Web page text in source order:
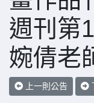
週刊第
婉倩老
上一則公告